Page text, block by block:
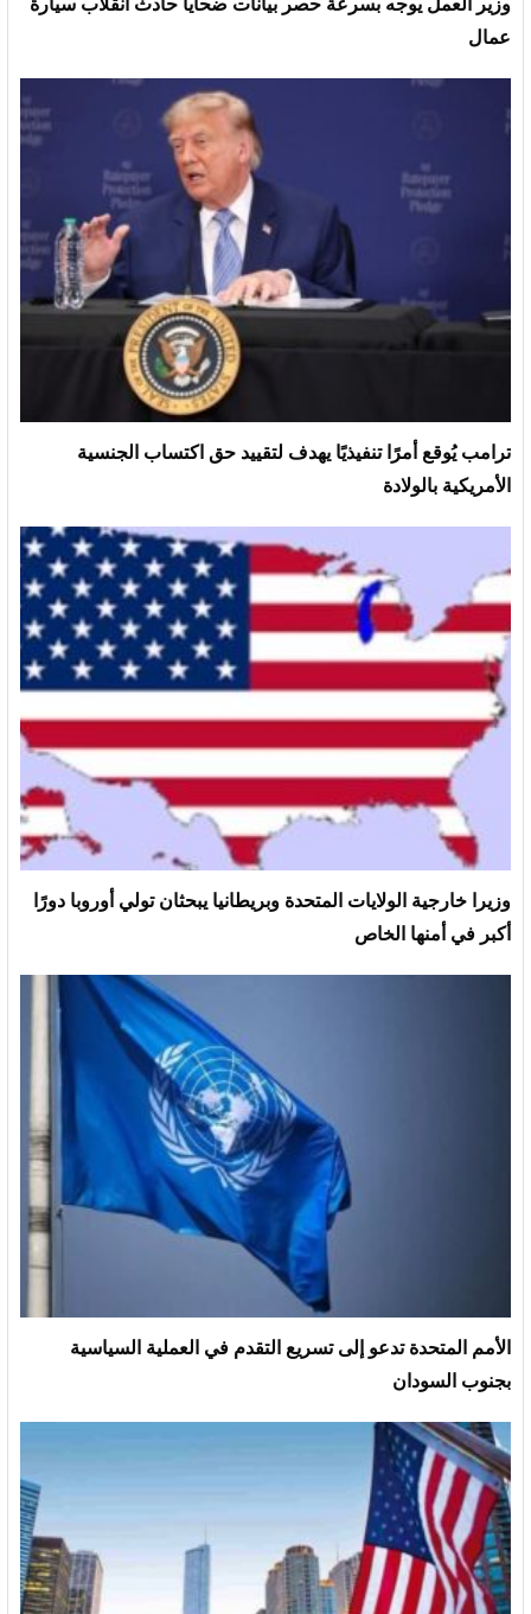
وزير العمل يوجه بسرعة حصر بيانات ضحايا حادث انقلاب سيارة
عمال
ترامب يُوقع أمرًا تنفيذيًا يهدف لتقييد حق اكتساب الجنسية
الأمريكية بالولادة
وزيرا خارجية الولايات المتحدة وبريطانيا يبحثان تولي أوروبا دورًا
أكبر في أمنها الخاص
الأمم المتحدة تدعو إلى تسريع التقدم في العملية السياسية
بجنوب السودان